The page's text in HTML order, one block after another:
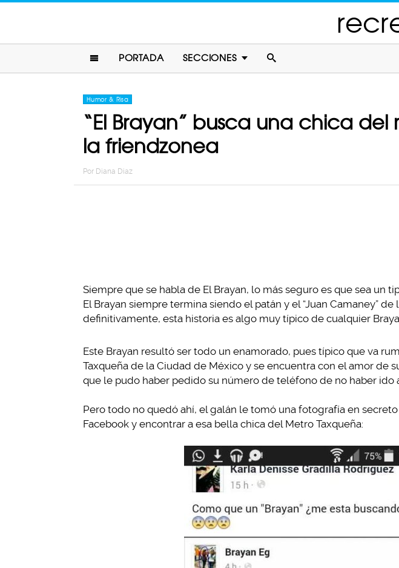
PORTADA SECCIONES
Humor & Risa
“El Brayan” busca una chica
la friendzonea
Por Diana Diaz
Siempre que se habla de El Brayan, lo más seguro es que sea un
El Brayan siempre termina siendo el patán y el “Juan Camaney” de
definitivamente, esta historia es algo muy típico de cualquier
Este Brayan resultó ser todo un enamorado, pues típico que va
Taxqueña de la Ciudad de México y se encuentra con el amor de
que le pudo haber pedido su número de teléfono de no haber ido
Pero todo no quedó ahí, el galán le tomó una fotografía en
Facebook y encontrar a esa bella chica del Metro Taxqueña: